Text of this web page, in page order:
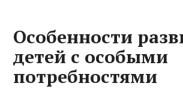
Особенности
детей с особыми
потребностями